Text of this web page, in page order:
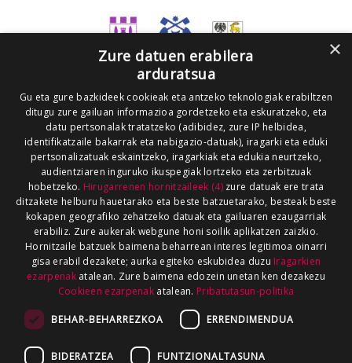
×
Zure datuen erabilera
arduratsua
Gu eta gure bazkideek cookieak eta antzeko teknologiak erabiltzen
ditugu zure gailuan informazioa gordetzeko eta eskuratzeko, eta
datu pertsonalak tratatzeko (adibidez, zure IP helbidea,
identifikatzaile bakarrak eta nabigazio-datuak), iragarki eta eduki
pertsonalizatuak eskaintzeko, iragarkiak eta edukia neurtzeko,
audientziaren inguruko ikuspegiak lortzeko eta zerbitzuak
hobetzeko. Hirugarrenen hornitzaileek (4)zure datuak ere trata
ditzakete helburu hauetarako eta beste batzuetarako, besteak beste
kokapen geografiko zehatzeko datuak eta gailuaren ezaugarriak
erabiliz. Zure aukerak webgune honi soilik aplikatzen zaizkio.
Hornitzaile batzuek baimena beharrean interes legitimoa oinarri
gisa erabil dezakete; aurka egiteko eskubidea duzu Iragarkien
ezarpenakatalean. Zure baimena edozein unetan ken dezakezu
Cookieen ezarpenak atalean. Pribatutasun-politika
BEHAR-BEHARREZKOA ERRENDIMENDUA
BIDERATZEA FUNTZIONALTASUNA